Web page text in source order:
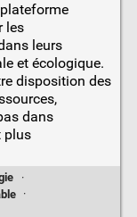
les
leurs
et écologique.
disposition des
dans
plus
·
·